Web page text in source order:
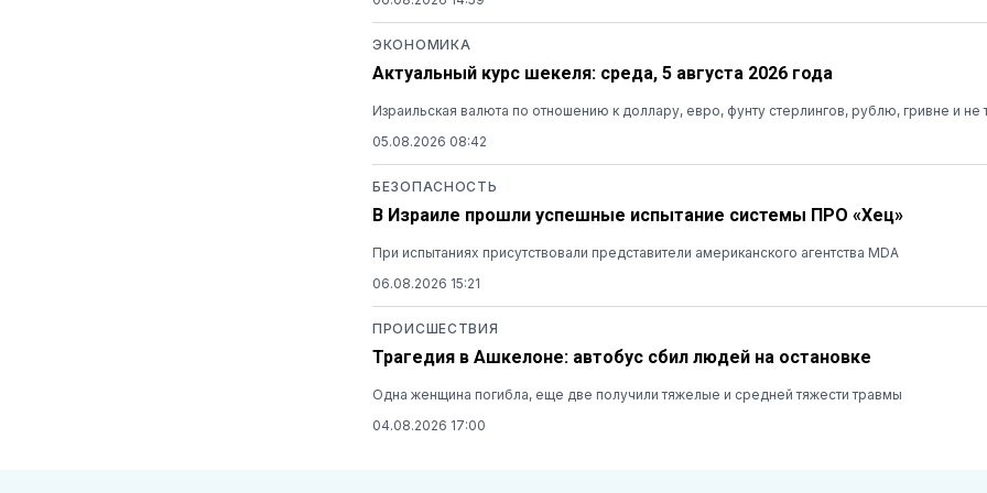
ЭКОНОМИКА
Актуальный курс шекеля: среда, 5 августа 2026 года
Израильская валюта по отношению к доллару, евро, фунту стерлингов, рублю, гривне и не
05.08.2026 08:42
БЕЗОПАСНОСТЬ
В Израиле прошли успешные испытание системы ПРО «Хец»
При испытаниях присутствовали представители американского агентства MDA
06.08.2026 15:21
ПРОИСШЕСТВИЯ
Трагедия в Ашкелоне: автобус сбил людей на остановке
Одна женщина погибла, еще две получили тяжелые и средней тяжести травмы
04.08.2026 17:00